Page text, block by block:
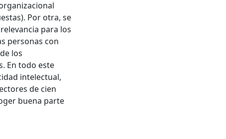
Por otra, se
para los
personas con
los
En todo este
intelectual,
de cien
buena parte